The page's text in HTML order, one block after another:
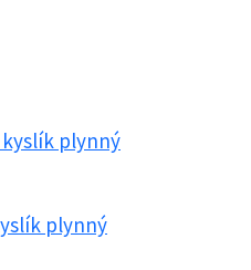
kyslík plynný
plynný